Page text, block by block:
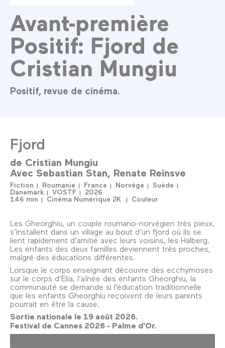
Avant-première
Positif: Fjord de
Cristian Mungiu
Positif, revue de cinéma.
Fjord
de Cristian Mungiu
Avec Sebastian Stan Renate Reinsve
Fiction Roumanie France Norvège
Suède
Danemark
VOSTF
2026
146 min
Cinéma Numérique 2K Couleur
Les Gheorghiu, un couple roumano-norvégien très pieux,
s’installent dans un village au bout d’un fjord où ils se
lient rapidement d’amitié avec leurs voisins, les Halberg.
Les enfants des deux familles deviennent très proches,
malgré des éducations différentes.
Lorsque le corps enseignant découvre des ecchymoses
sur le corps d’Elia, l’aînée des enfants Gheorghiu, la
communauté se demande si l’éducation traditionnelle
que les enfants Gheorghiu reçoivent de leurs parents
pourrait en être la cause.
Sortie nationale le 19 août 2026.
Festival de Cannes 2026 - Palme d'Or.